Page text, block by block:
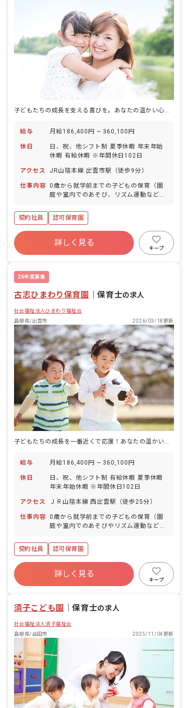
給与 月給186,400円 ~ 360,100円
休日
日、祝、他シフト制 夏季休暇 年末年始
休暇 有給休暇 ※年間休日102日
アクセス JR山陰本線 出雲市駅（徒歩9分）
仕事内容 0歳から就学前までの子どもの保育（園
庭や室内でのあそび、リズム運動など）
契約社員
認可保育園
詳しく見る
キープ
26年度募集
古志ひまわり保育園 ｜保育士の求人
社会福祉法人ひまわり福祉会
島根県/出雲市
2026/03/18更新
子どもたちの成長を一番近くで応援！あなたの温かい心が輝く場所です。
給与 月給186,400円 ~ 360,100円
休日
日、祝、他シフト制 有給休暇 夏季休暇
年末年始休暇 ※年間休日102日
アクセス ＪＲ山陰本線 西出雲駅（徒歩25分）
仕事内容 0歳から就学前までの子どもの保育（園
庭や室内でのあそびやリズム運動など）
契約社員
認可保育園
詳しく見る
キープ
須子こども園 ｜保育士の求人
社会福祉法人須子福祉会
島根県/益田市
2025/11/04更新